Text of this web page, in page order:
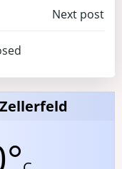
Next post